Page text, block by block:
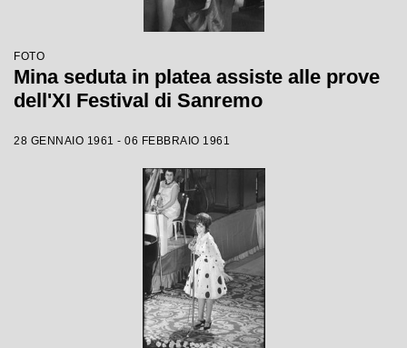
FOTO
Mina seduta in platea assiste alle prove
dell'XI Festival di Sanremo
28 GENNAIO 1961 - 06 FEBBRAIO 1961